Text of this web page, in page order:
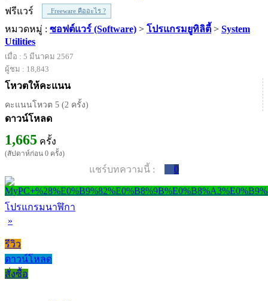
ฟรีแวร์
Freeware คืออะไร ?
หมวดหมู่ : ซอฟต์แวร์ (Software) > โปรแกรมยูทิลิตี้ > System
Utilities
เมื่อ : 5 มีนาคม 2567
ผู้ชม : 18,843
โหวตให้คะแนน
คะแนนโหวต 5 (2 ครั้ง)
ดาวน์โหลด
1,665 ครั้ง
(สัปดาห์ก่อน 0 ครั้ง)
แชร์บทความนี้ : 0
โปรแกรมนาฬิกา
»
รีวิว
ดาวน์โหลด
สั่งซื้อ